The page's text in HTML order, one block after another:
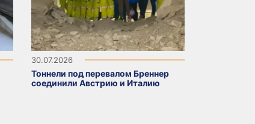
30.07.2026
Тоннели под перевалом Бреннер
соединили Австрию и Италию